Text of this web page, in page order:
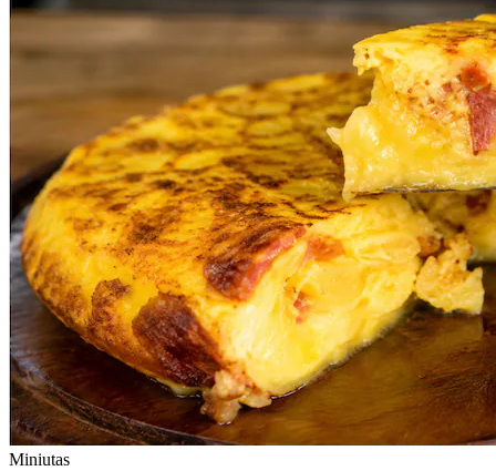
Miniutas